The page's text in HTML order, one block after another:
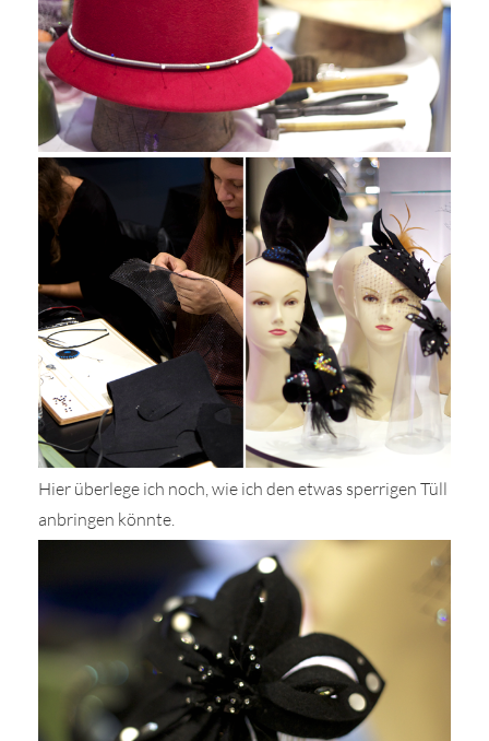
Hier überlege ich noch, wie ich den etwas sperrigen Tüll
anbringen könnte.